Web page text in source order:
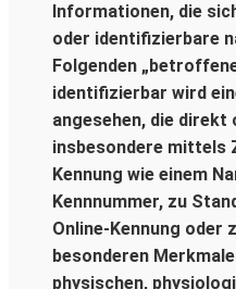
Informationen, die
oder identifizierbare
Folgenden
identifizierbar wird
angesehen, die direkt
insbesondere mittels
Kennung wie einem
Kennnummer, zu
Online-Kennung oder
besonderen
physischen,